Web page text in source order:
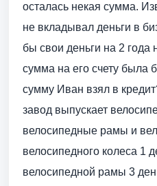
осталась некая сумма.
не вкладывал деньги в
бы свои деньги на 2 года
сумма на его счету была
сумму Иван взял в
завод выпускает
велосипедные рамы и
велосипедного колеса 1
велосипедной рамы 3